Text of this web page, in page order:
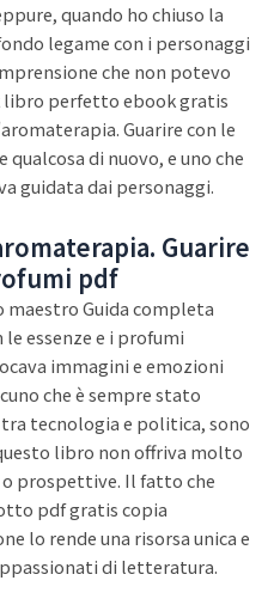
quando ho chiuso la
legame con i personaggi
che non potevo
libro perfetto ebook gratis
Guarire con le
di nuovo, e uno che
guidata dai personaggi.
Guarire
pdf
maestro Guida completa
essenze e i profumi
immagini e emozioni
che è sempre stato
tecnologia e politica, sono
libro non offriva molto
prospettive. Il fatto che
pdf gratis copia
lo rende una risorsa unica e
di letteratura.